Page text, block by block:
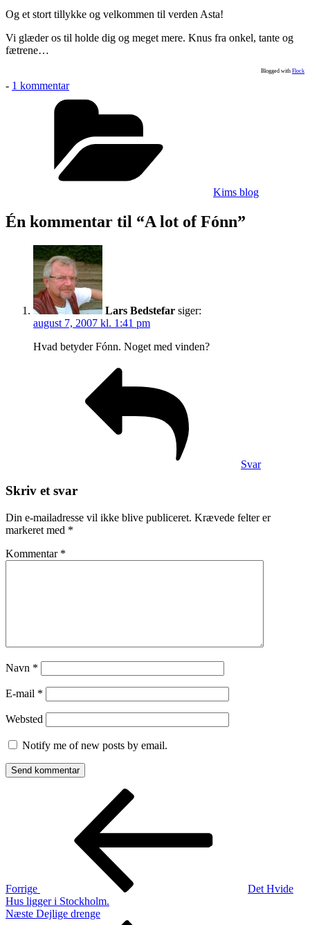
Og et stort tillykke og velkommen til verden Asta!
Vi glæder os til holde dig og meget mere. Knus fra onkel, tante og
fætrene…
Blogged with Flock
- 1 kommentartil
A
Fónn
Kims blog
Én kommentar til “A lot of Fónn”
Lars Bedstefar siger:
august 7, 2007 kl. 1:41 pm
Hvad betyder Fónn. Noget med vinden?
Svar
Skriv et svar
Din e-mailadresse vil ikke blive publiceret. Krævede felter er
markeret med *
Kommentar *
Navn *
E-mail *
Websted
Notify me of new posts by email.
Indlægsnavigation
Forrige
Det Hvide
Hus ligger i Stockholm.
Næste
Næste Dejlige drenge